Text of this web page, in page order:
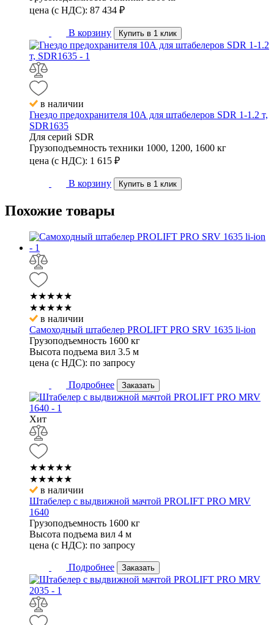
цена (с НДС): 87 434 ₽
В корзину Купить в 1 клик
в наличии
Гнездо предохранителя 10А для штабелеров SDR 1-1.2 т,
SDR1635
Для серий SDR
Грузоподъемность техники 1000, 1200, 1600 кг
цена (с НДС): 1 615 ₽
В корзину Купить в 1 клик
Похожие товары
★★★★★
★★★★★
в наличии
Самоходный штабелер PROLIFT PRO SRV 1635 li-ion
Грузоподъемность 1600 кг
Высота подъема вил 3.5 м
цена (с НДС): по запросу
Подробнее Заказать
Хит
★★★★★
★★★★★
в наличии
Штабелер с выдвижной мачтой PROLIFT PRO MRV
1640
Грузоподъемность 1600 кг
Высота подъема вил 4 м
цена (с НДС): по запросу
Подробнее Заказать